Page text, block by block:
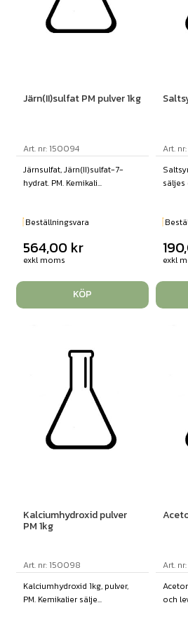
Järn(II)sulfat PM pulver 1kg
Art. nr: 150094
Järnsulfat, Järn(II)sulfat-7-
hydrat. PM. Kemikali...
Beställningsvara
564,00 kr
exkl moms
KÖP
Art.
säljes
exkl
Kalciumhydroxid pulver
PM 1kg
Art. nr: 150098
Kalciumhydroxid 1kg, pulver,
PM. Kemikalier sälje...
Art.
och